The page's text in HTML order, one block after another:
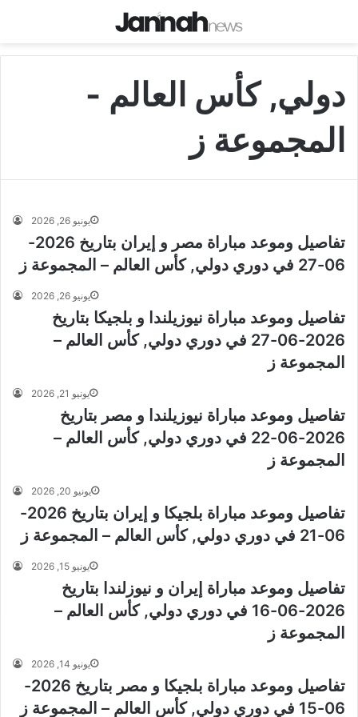
دولي, كأس العالم -
المجموعة ز
يونيو 26, 2026
تفاصيل وموعد مباراة مصر و إيران بتاريخ 2026-
06-27 في دوري دولي, كأس العالم – المجموعة ز
يونيو 26, 2026
تفاصيل وموعد مباراة نيوزيلندا و بلجيكا بتاريخ
2026-06-27 في دوري دولي, كأس العالم –
المجموعة ز
يونيو 21, 2026
تفاصيل وموعد مباراة نيوزيلندا و مصر بتاريخ
2026-06-22 في دوري دولي, كأس العالم –
المجموعة ز
يونيو 20, 2026
تفاصيل وموعد مباراة بلجيكا و إيران بتاريخ 2026-
06-21 في دوري دولي, كأس العالم – المجموعة ز
يونيو 15, 2026
تفاصيل وموعد مباراة إيران و نيوزلندا بتاريخ
2026-06-16 في دوري دولي, كأس العالم –
المجموعة ز
يونيو 14, 2026
تفاصيل وموعد مباراة بلجيكا و مصر بتاريخ 2026-
06-15 في دوري دولي, كأس العالم – المجموعة ز